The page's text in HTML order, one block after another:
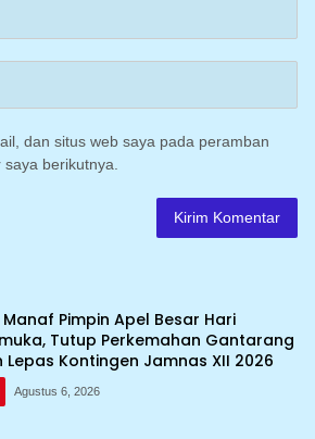
dan situs web saya pada peramban
berikutnya.
Manaf Pimpin Apel Besar Hari
Tutup Perkemahan Gantarang
Lepas Kontingen Jamnas XII 2026
Agustus 6, 2026